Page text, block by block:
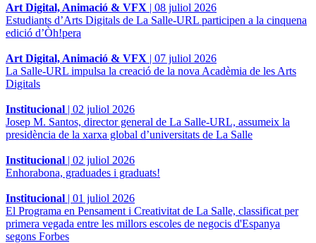
Art Digital, Animació & VFX | 08 juliol 2026
Estudiants d’Arts Digitals de La Salle-URL participen a la cinquena
edició d’Òh!pera
Art Digital, Animació & VFX | 07 juliol 2026
La Salle-URL impulsa la creació de la nova Acadèmia de les Arts
Digitals
Institucional | 02 juliol 2026
Josep M. Santos, director general de La Salle-URL, assumeix la
presidència de la xarxa global d’universitats de La Salle
Institucional | 02 juliol 2026
Enhorabona, graduades i graduats!
Institucional | 01 juliol 2026
El Programa en Pensament i Creativitat de La Salle, classificat per
primera vegada entre les millors escoles de negocis d'Espanya
segons Forbes